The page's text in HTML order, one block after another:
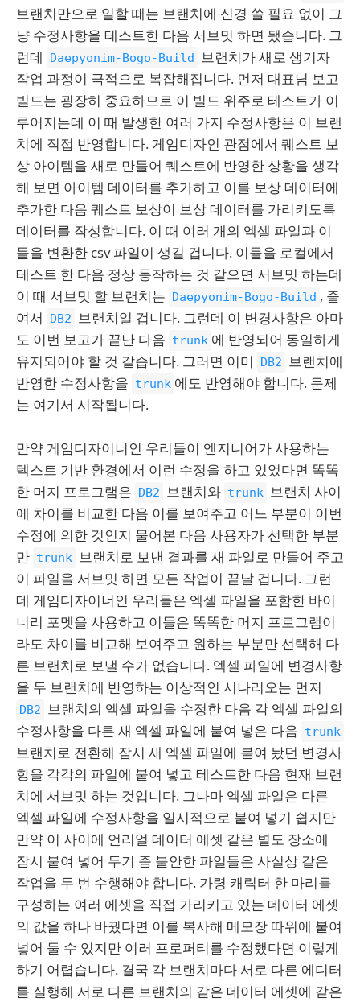
브랜치만으로 일할 때는 브랜치에 신경 쓸 필요 없이 그
냥 수정사항을 테스트한 다음 서브밋 하면 됐습니다. 그
런데
Daepyonim-Bogo-Build 브랜치가 새로 생기자
작업 과정이 극적으로 복잡해집니다. 먼저 대표님 보고
빌드는 굉장히 중요하므로 이 빌드 위주로 테스트가 이
루어지는데 이 때 발생한 여러 가지 수정사항은 이 브랜
치에 직접 반영합니다. 게임디자인 관점에서 퀘스트 보
상 아이템을 새로 만들어 퀘스트에 반영한 상황을 생각
해 보면 아이템 데이터를 추가하고 이를 보상 데이터에
추가한 다음 퀘스트 보상이 보상 데이터를 가리키도록
데이터를 작성합니다. 이 때 여러 개의 엑셀 파일과 이
들을 변환한 csv 파일이 생길 겁니다. 이들을 로컬에서
테스트 한 다음 정상 동작하는 것 같으면 서브밋 하는데
이 때 서브밋 할 브랜치는 Daepyonim-Bogo-Build , 줄
여서
DB2 브랜치일 겁니다. 그런데 이 변경사항은 아마
도 이번 보고가 끝난 다음 trunk 에 반영되어 동일하게
유지되어야 할 것 같습니다. 그러면 이미
DB2 브랜치에
반영한 수정사항을 trunk 에도 반영해야 합니다. 문제
는 여기서 시작됩니다.
만약 게임디자이너인 우리들이 엔지니어가 사용하는
텍스트 기반 환경에서 이런 수정을 하고 있었다면 똑똑
한 머지 프로그램은 DB2 브랜치와 trunk 브랜치 사이
에 차이를 비교한 다음 이를 보여주고 어느 부분이 이번
수정에 의한 것인지 물어본 다음 사용자가 선택한 부분
만 trunk 브랜치로 보낸 결과를 새 파일로 만들어 주고
이 파일을 서브밋 하면 모든 작업이 끝날 겁니다. 그런
데 게임디자이너인 우리들은 엑셀 파일을 포함한 바이
너리 포멧을 사용하고 이들은 똑똑한 머지 프로그램이
라도 차이를 비교해 보여주고 원하는 부분만 선택해 다
른 브랜치로 보낼 수가 없습니다. 엑셀 파일에 변경사항
을 두 브랜치에 반영하는 이상적인 시나리오는 먼저
DB2 브랜치의 엑셀 파일을 수정한 다음 각 엑셀 파일의
수정사항을 다른 새 엑셀 파일에 붙여 넣은 다음 trunk
브랜치로 전환해 잠시 새 엑셀 파일에 붙여 놨던 변경사
항을 각각의 파일에 붙여 넣고 테스트한 다음 현재 브랜
치에 서브밋 하는 것입니다. 그나마 엑셀 파일은 다른
엑셀 파일에 수정사항을 일시적으로 붙여 넣기 쉽지만
만약 이 사이에 언리얼 데이터 에셋 같은 별도 장소에
잠시 붙여 넣어 두기 좀 불안한 파일들은 사실상 같은
작업을 두 번 수행해야 합니다. 가령 캐릭터 한 마리를
구성하는 여러 에셋을 직접 가리키고 있는 데이터 에셋
의 값을 하나 바꿨다면 이를 복사해 메모장 따위에 붙여
넣어 둘 수 있지만 여러 프로퍼티를 수정했다면 이렇게
하기 어렵습니다. 결국 각 브랜치마다 서로 다른 에디터
를 실행해 서로 다른 브랜치의 같은 데이터 에셋에 같은